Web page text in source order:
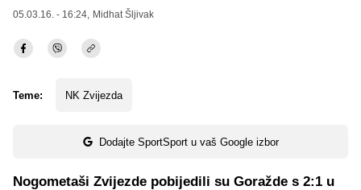
05.03.16. - 16:24, Midhat Šljivak
Teme: NK Zvijezda
Dodajte SportSport u vaš Google izbor
Nogometaši Zvijezde pobijedili su Goražde s 2:1 u